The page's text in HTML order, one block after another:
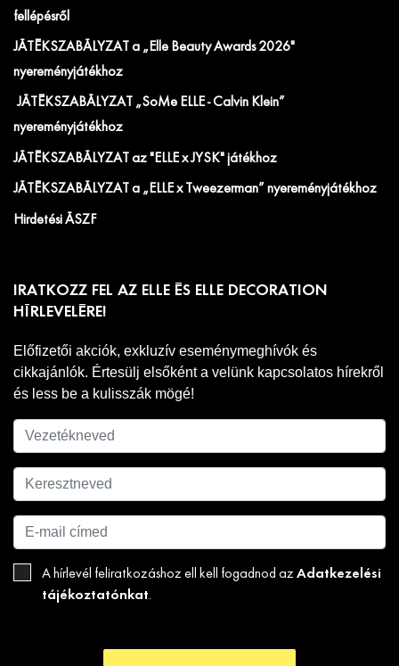
fellépésről
JÁTÉKSZABÁLYZAT a „Elle Beauty Awards 2026"
nyereményjátékhoz
JÁTÉKSZABÁLYZAT „SoMe ELLE - Calvin Klein”
nyereményjátékhoz
JÁTÉKSZABÁLYZAT az "ELLE x JYSK" játékhoz
JÁTÉKSZABÁLYZAT a „ELLE x Tweezerman” nyereményjátékhoz
Hirdetési ÁSZF
IRATKOZZ FEL AZ ELLE ÉS ELLE DECORATION
HÍRLEVELÉRE!
Előfizetői akciók, exkluzív eseménymeghívók és
cikkajánlók. Értesülj elsőként a velünk kapcsolatos hírekről
és less be a kulisszák mögé!
A hírlevél feliratkozáshoz ell kell fogadnod az Adatkezelési
tájékoztatónkat.